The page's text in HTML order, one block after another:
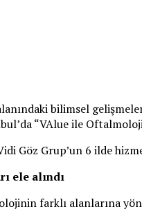
bilimsel
“VAlue ile
Göz Grup’un 6 ilde
ele alındı
farklı alanlarına